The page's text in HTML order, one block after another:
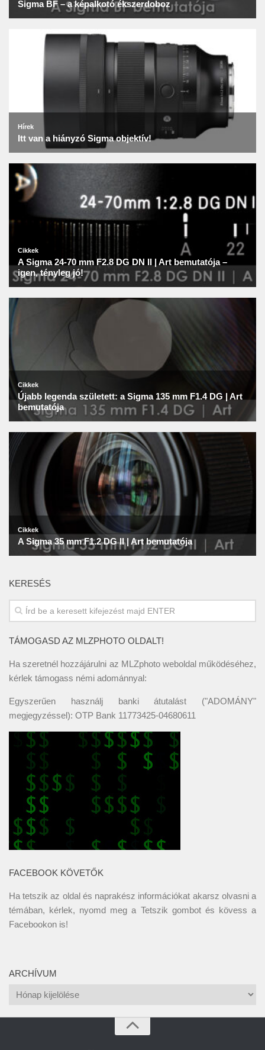
KERESÉS
TÁMOGASD AZ MLZPHOTO OLDALT!
Ha szeretnél hozzájárulni az MLZphoto weboldal működéséhez,
kérlek támogass némi adománnyal:
Egyszerűen használj banki átutalást ("ADOMÁNY"
megjegyzéssel): OTP Bank 11773425-04680611
FACEBOOK KÖVETŐK
Ha tetszik az oldal és naprakész információkat akarsz olvasni a
témában, kérlek, nyomd meg a Tetszik gombot és kövess a
Facebookon is!
ARCHÍVUM
Archívum